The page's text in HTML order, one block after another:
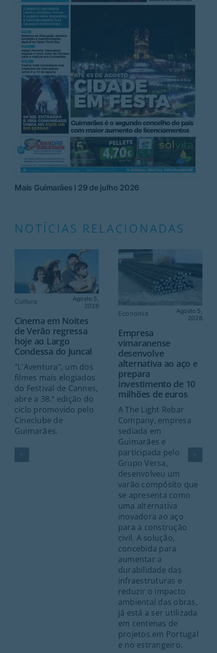
Mais Guimarães I 29 de julho 2026
NOTÍCIAS RELACIONADAS
Cultura
Agosto 5,
2026
Cinema em Noites
de Verão regressa
hoje ao Largo
Condessa do Juncal
"L'Aventura", um dos
filmes mais elogiados
do Festival de Cannes,
abre a 38.ª edição do
ciclo promovido pelo
Cineclube de
Guimarães.
Economia
Agosto 5,
2026
Empresa
vimaranense
desenvolve
alternativa ao aço e
prepara
investimento de 10
milhões de euros
A The Light Rebar
Company, empresa
sediada em
Guimarães e
participada pelo
Grupo Versa,
desenvolveu um
varão compósito que
se apresenta como
uma alternativa
inovadora ao aço
para a construção
civil. A solução,
concebida para
aumentar a
durabilidade das
infraestruturas e
reduzir o impacto
ambiental das obras,
já está a ser utilizada
em centenas de
projetos em Portugal
e no estrangeiro.